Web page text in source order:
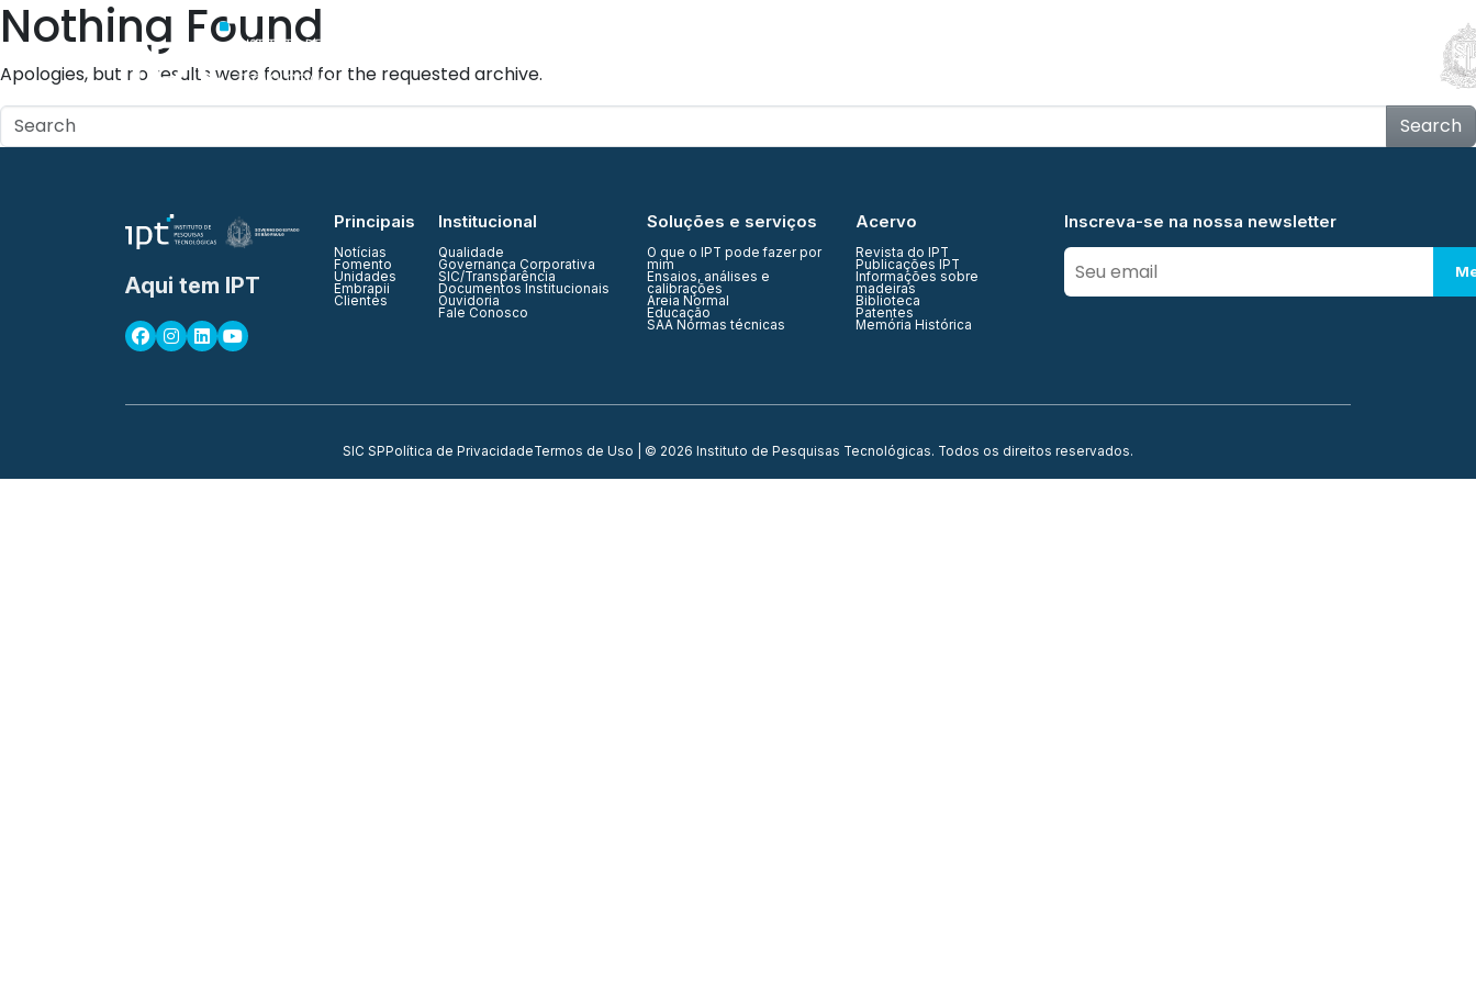
Nothing Found
Apologies, but no results were found for the requested archive.
Search
Aqui tem IPT
Principais
Notícias
Fomento
Unidades
Embrapii
Clientes
Institucional
Qualidade
Governança Corporativa
SIC/Transparência
Documentos Institucionais
Ouvidoria
Fale Conosco
Soluções e serviços
O que o IPT pode fazer por
mim
Ensaios, análises e
calibrações
Areia Normal
Educação
SAA Normas técnicas
Acervo
Revista do IPT
Publicações IPT
Informações sobre
madeiras
Biblioteca
Patentes
Memória Histórica
Inscreva-se na nossa newsletter
SIC SPPolítica de PrivacidadeTermos de Uso | © 2026 Instituto de Pesquisas Tecnológicas. Todos os direitos reservados.